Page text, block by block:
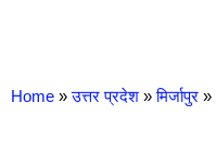
Home » उत्तर प्रदेश » मिर्जापुर »